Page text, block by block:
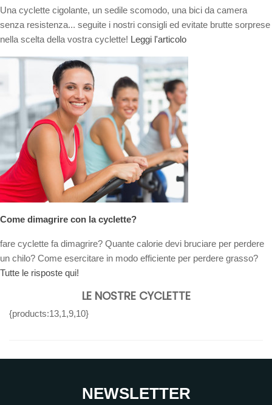
Una cyclette cigolante, un sedile scomodo, una bici da camera
senza resistenza... seguite i nostri consigli ed evitate brutte sorprese
nella scelta della vostra cyclette! Leggi l'articolo
Come dimagrire con la cyclette?
fare cyclette fa dimagrire? Quante calorie devi bruciare per perdere
un chilo? Come esercitare in modo efficiente per perdere grasso?
Tutte le risposte qui!
LE NOSTRE CYCLETTE
{products:13,1,9,10}
NEWSLETTER